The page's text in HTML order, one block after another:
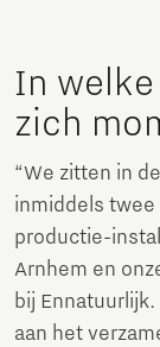
In
zich
“We zitten in
inmiddels twee
productie-
Arnhem en
bij
aan het